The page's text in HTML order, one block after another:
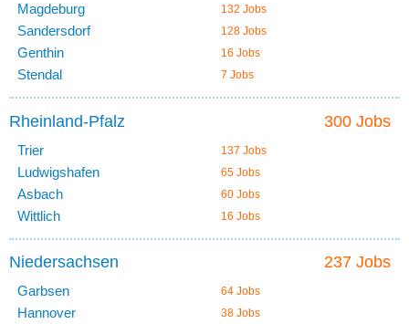
Magdeburg 132 Jobs
Sandersdorf 128 Jobs
Genthin 16 Jobs
Stendal 7 Jobs
300 Jobs
Rheinland-Pfalz
Trier 137 Jobs
Ludwigshafen 65 Jobs
Asbach 60 Jobs
Wittlich 16 Jobs
237 Jobs
Niedersachsen
Garbsen 64 Jobs
Hannover 38 Jobs